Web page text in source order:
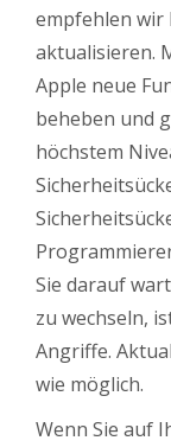
empfehlen wir
aktualisieren.
Apple neue
beheben und
höchstem
Sie darauf
zu wechseln,
Angriffe.
wie möglich.
Wenn Sie auf